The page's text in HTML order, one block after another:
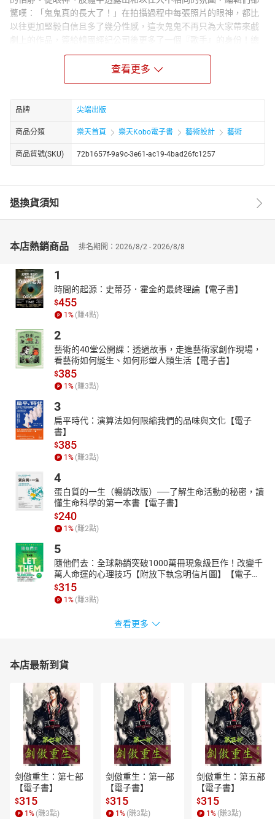
驚嘆：「鬼鬼真的長大了！」在拍攝過程中每張照片的眼神，都比
以往更加堅毅自信且多了幾分性感，這次鬼鬼不再只為大家帶來戲
劇上的作品，簽給韓國經紀公司後更多了一個『歌手』的身份！總
是不斷追求突破的她，要讓大家從音樂中更了解鬼鬼各種不同的私
密情緒。 HOW TO BE A FASHION GIRL IN AUTUM? 秋天的﹝#時髦
關鍵字﹞先穿就贏！ 愛美是女孩的天性，穿上漂亮的衣服除了自己
來教大家，如何在秋天搶先一步比別人還時髦，只要選對關鍵單
品，以及掌握到正確的流行色彩，妳就可以看起來跟別人不一樣！
快速上手流行的資訊，就在本次的秋天時髦關鍵字，先穿就贏！ #
關鍵單品：刺繡、復古印花、條紋，總共三大要素務必具備！ #關
鍵色彩：酒紅色、芥黃色、淺駝色，朝這些色系買就對了！ #關鍵
冬新品等著妳來發掘，希望大家都能在下半年美美度過！ 空氣藍、
酒紅、磚紅、墨綠、嗆芥黃、 陶土棕、湖草綠、松雪粉、卡其色
Pantone色換人當了！色彩權威機構Pantone再度公布今年秋冬流行
靜作為主軸外，也加入一些活潑元素點綴，就算天氣即將轉涼，還
是感受到開心溫暖的氣息呢～！大家可以先為秋冬時尚做準備囉！
韓氣直升100%！KOREAN系時髦養成！ 「初秋達陣韓味、就靠「%
數」拿到時髦學分！」 How to be a Korean girl！ 30%單品、70%穿
卻沒靈感該如何仿效？或者不知道怎麼選擇單品才能充滿濃濃韓
味？這個初秋就用不同「％數」來達陣KOREAN系時髦度！從30%
的韓味單品到70%韓味搭配、進階到100%的韓味妝髮、讓韓氣直升
滿分！ #整個月都時髦翻天 #秋流行率先公開 #夏時髦單品務必
KEEP搶先開始秋季的時尚 MIX&MATCH技法．時髦力全開！ 夏-
秋 必勝30天重複穿搭教室 #已購入的夏時髦單品KEEP #秋流行單
品IN 明明白天氣溫都還是滿高的，但一到晚上就會發現氣溫會忽然
下降好幾度，都需要隨身帶上薄外套了！夏天入秋季就是來的這麼
快，時尚的風向也是跑得非常快的喔！就讓我們一起來看看除了夏
天已購入的時髦單品之外，還有哪些秋季的時髦品項一定得GET
呢？又要如何使用這幾樣單品來完成１個月的穿搭挑戰呢？！
CRAZY about SNEAKERS! 就是這幾雙！即將引爆NEXT球鞋風潮…
秋季爆夯球鞋TOP 3！ Stan Smith、Superstar、Gazelle By adidas
Originals 在不久前的8月，adidas Originals忠孝經典門市正式開
幕，人氣經典鞋款雖然一次補貨到，但在開幕的前幾天，鞋款即被
論是Stan Smith、Superstar等經典款，以及今年將大放異彩的
Gazelle系列，在即將來臨的秋季，也將帶來更多大勢鞋款！一起拭
目以待吧！ Autumn makeup 今年要追求的是每個人展現出 專屬的
內斂優雅氛圍 秋‧絕品美顏 秋季總是給人一種帶有詩意的美感！脫
離夏季的熱情與活力，轉為帶點成熟、成穩的內斂感。這次就由秋
妝趨勢中，找出是適合自己的優雅～完成妳意想不到、極具女人味
#偷偷拉長身高比例、解決髮量問題的半丸子頭！ #展現優雅甜美的
小臉效果
查看更多
品牌 尖端出版
商品分類 樂天首頁 樂天Kobo電子書 藝術設計 藝術
商品貨號(SKU) 72b1657f-9a9c-3e61-ac19-4bad26fc1257
退換貨須知
本店熱銷商品 排名期間：2026/8/2 - 2026/8/8
1
時間的起源：史蒂芬．霍金的最終理論【電子書】
$455
1 % (賺4點)
2
藝術的40堂公開課：透過故事，走進藝術家創作現場，
看藝術如何誕生、如何形塑人類生活【電子書】
$385
1 % (賺3點)
3
扁平時代：演算法如何限縮我們的品味與文化【電子
書】
$385
1 % (賺3點)
4
蛋白質的一生（暢銷改版）──了解生命活動的秘密，讀
懂生命科學的第一本書【電子書】
$240
1 % (賺2點)
5
隨他們去：全球熱銷突破1000萬冊現象級巨作！改變千
萬人命運的心理技巧【附放下執念明信片圖】【電子
書】
$315
1 % (賺3點)
查看更多
本店最新到貨
剑傲重生：第七部
【電子書】
$315
1 % (賺3點)
剑傲重生：第一部
【電子書】
$315
1 % (賺3點)
剑傲重生：第五部
【電子書】
$315
1 % (賺3點)